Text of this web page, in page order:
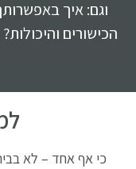
וגם: איך
כי אף אחד – לא